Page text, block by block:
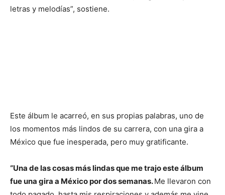
letras y melodías”, sostiene.
Este álbum le acarreó, en sus propias palabras, uno de
los momentos más lindos de su carrera, con una gira a
México que fue inesperada, pero muy gratificante.
“Una de las cosas más lindas que me trajo este álbum
fue una gira a México por dos semanas.Me llevaron con